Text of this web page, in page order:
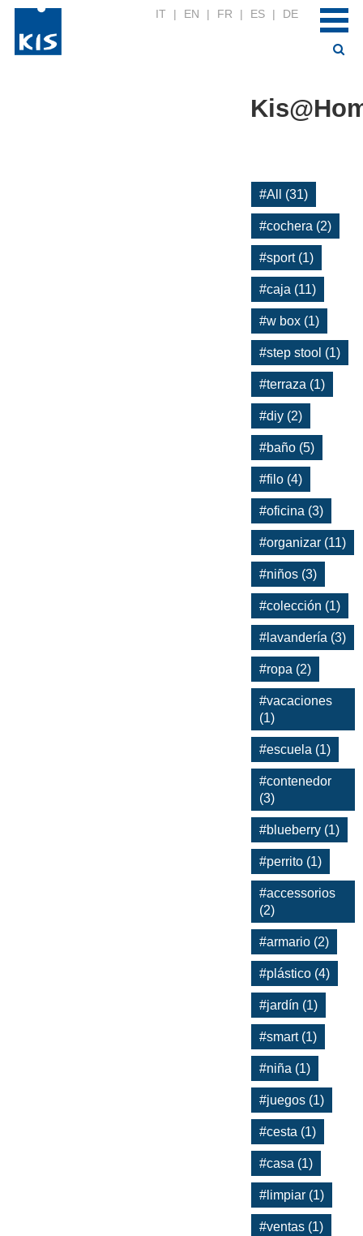
IT | EN | FR | ES | DE
#All (31)
#cochera (2)
#sport (1)
#caja (11)
#w box (1)
#step stool (1)
#terraza (1)
#diy (2)
#baño (5)
#filo (4)
#oficina (3)
#organizar (11)
#niños (3)
#colección (1)
#lavandería (3)
#ropa (2)
#vacaciones
(1)
#escuela (1)
#contenedor
(3)
#blueberry (1)
#perrito (1)
#accessorios
(2)
#armario (2)
#plástico (4)
#jardín (1)
#smart (1)
#niña (1)
#juegos (1)
#cesta (1)
#casa (1)
#limpiar (1)
#ventas (1)